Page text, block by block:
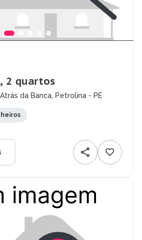
2 quartos
da Banca, Petrolina - PE